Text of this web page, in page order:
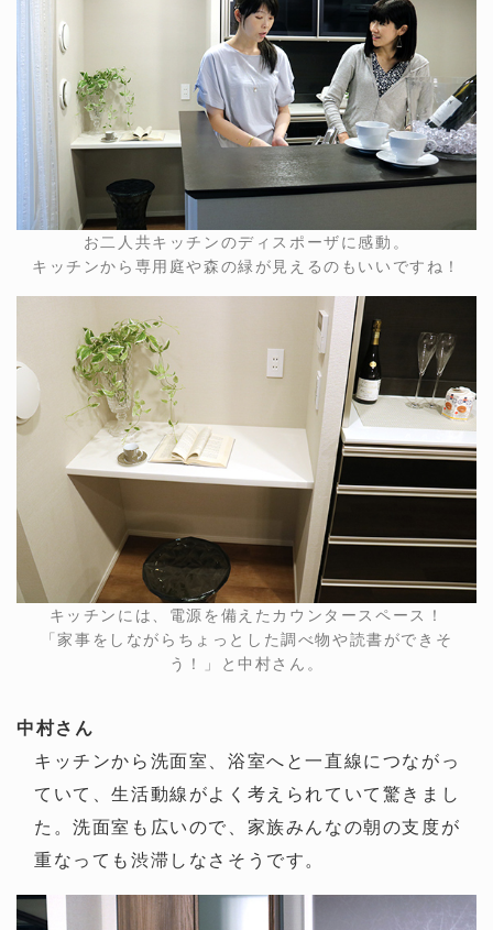
お二人共キッチンのディスポーザに感動。
キッチンから専用庭や森の緑が見えるのもいいですね！
キッチンには、電源を備えたカウンタースペース！
「家事をしながらちょっとした調べ物や読書ができそ
う！」と中村さん。
中村さん
キッチンから洗面室、浴室へと一直線につながっ
ていて、生活動線がよく考えられていて驚きまし
た。洗面室も広いので、家族みんなの朝の支度が
重なっても渋滞しなさそうです。